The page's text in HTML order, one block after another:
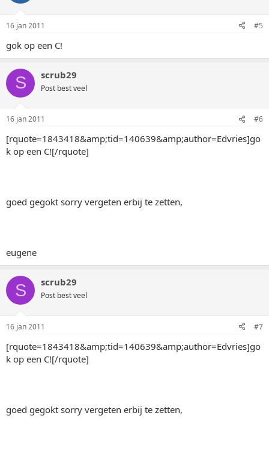
16 jan 2011 #5
gok op een C!
S scrub29
Post best veel
16 jan 2011 #6
[rquote=1843418&amp;tid=140639&amp;author=Edvries]go
k op een C![/rquote]
goed gegokt sorry vergeten erbij te zetten,
eugene
S scrub29
Post best veel
16 jan 2011 #7
[rquote=1843418&amp;tid=140639&amp;author=Edvries]go
k op een C![/rquote]
goed gegokt sorry vergeten erbij te zetten,